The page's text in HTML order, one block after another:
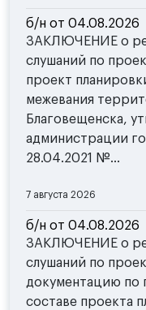
б/н от 04.08.2026
ЗАКЛЮЧЕНИЕ о
слушаний по
проект
межевания
Благовещенска,
администрации
28.04.2021 №...
7 августа 2026
б/н от 04.08.2026
ЗАКЛЮЧЕНИЕ о
слушаний по
документацию по
составе проекта